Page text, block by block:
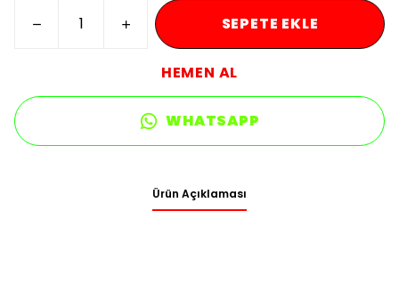
SEPETE EKLE
HEMEN AL
WHATSAPP
Ürün Açıklaması